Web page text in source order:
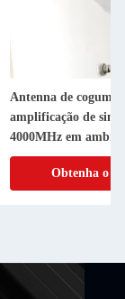
Antenna de
amplificação de
4000MHz em
Obtenha o